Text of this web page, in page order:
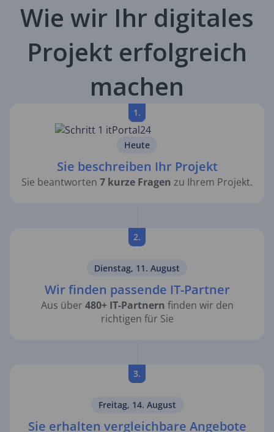
Wie wir Ihr digitales
Projekt erfolgreich
machen
1.
Heute
Sie beschreiben Ihr Projekt
Sie beantworten 7 kurze Fragen zu Ihrem Projekt.
2.
Dienstag, 11. August
Wir finden passende IT-Partner
Aus über 480+ IT-Partnern finden wir den
richtigen für Sie
3.
Freitag, 14. August
Sie erhalten vergleichbare Angebote